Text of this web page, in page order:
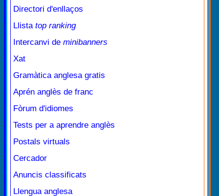
Directori d'enllaços
Llista top ranking
Intercanvi de minibanners
Xat
Gramàtica anglesa gratis
Aprén anglès de franc
Fòrum d'idiomes
Tests per a aprendre anglès
Postals virtuals
Cercador
Anuncis classificats
Llengua anglesa